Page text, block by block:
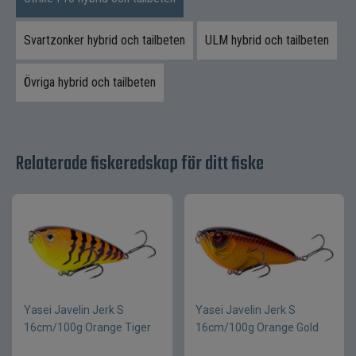
och hög detaljrikedom
Stabil rullande gång och kraftig
bellyflash
Exceptionell krokningsförmåga tack
anpassningsförmåga
Innehåll i paketet
Antal
Längd 13,5 cm
Egenskap Sjunkande
Sjunkhastighet
ca 30 cm/sek
Svartzonker hybrid och tailbeten ULM hybrid och tailbeten
Övriga hybrid och tailbeten
Relaterade fiskeredskap för ditt fiske
Yasei Javelin Jerk S
16cm/100g Orange Tiger
Yasei Javelin Jerk S
16cm/100g Orange Gold